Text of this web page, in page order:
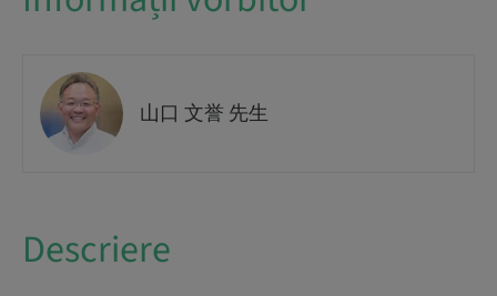
山口 文誉 先生
Descriere